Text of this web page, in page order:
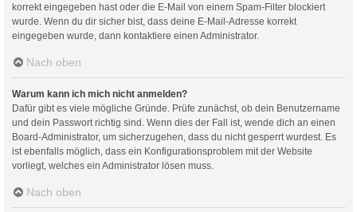
korrekt eingegeben hast oder die E-Mail von einem Spam-Filter blockiert
wurde. Wenn du dir sicher bist, dass deine E-Mail-Adresse korrekt
eingegeben wurde, dann kontaktiere einen Administrator.
Nach oben
Warum kann ich mich nicht anmelden?
Dafür gibt es viele mögliche Gründe. Prüfe zunächst, ob dein Benutzername
und dein Passwort richtig sind. Wenn dies der Fall ist, wende dich an einen
Board-Administrator, um sicherzugehen, dass du nicht gesperrt wurdest. Es
ist ebenfalls möglich, dass ein Konfigurationsproblem mit der Website
vorliegt, welches ein Administrator lösen muss.
Nach oben